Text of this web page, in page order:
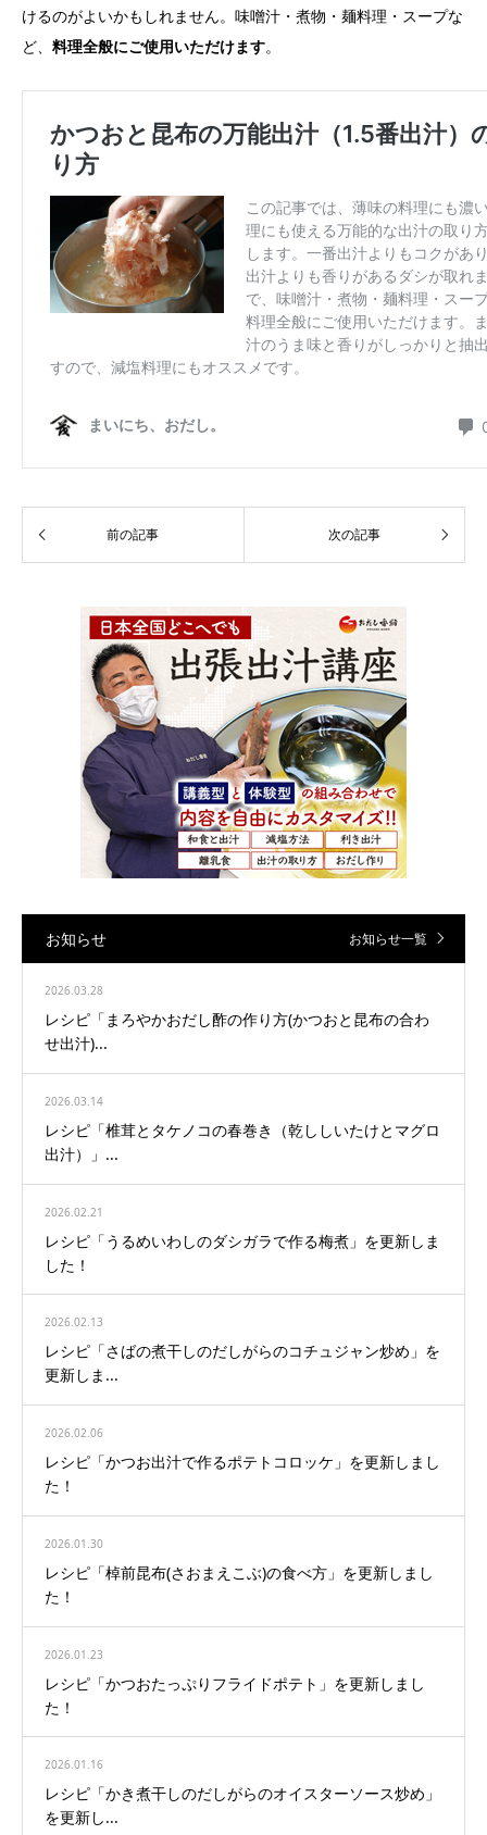
けるのがよいかもしれません。味噌汁・煮物・麺料理・スープな
ど、 料理全般にご使用いただけます。
お知らせ お知らせ一覧
2026.03.28
レシピ「まろやかおだし酢の作り方(かつおと昆布の合わ
せ出汁)...
2026.03.14
レシピ「椎茸とタケノコの春巻き（乾ししいたけとマグロ
出汁）」...
2026.02.21
レシピ「うるめいわしのダシガラで作る梅煮」を更新しま
した！
2026.02.13
レシピ「さばの煮干しのだしがらのコチュジャン炒め」を
更新しま...
2026.02.06
レシピ「かつお出汁で作るポテトコロッケ」を更新しまし
た！
2026.01.30
レシピ「棹前昆布(さおまえこぶ)の食べ方」を更新しまし
た！
2026.01.23
レシピ「かつおたっぷりフライドポテト」を更新しまし
た！
2026.01.16
レシピ「かき煮干しのだしがらのオイスターソース炒め」
を更新し...